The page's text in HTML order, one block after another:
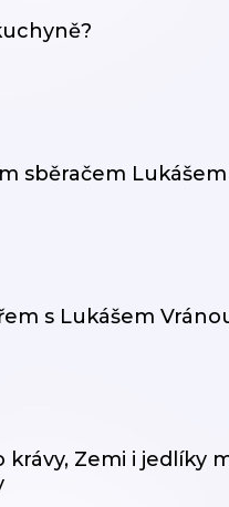
sběračem
s Lukášem
Zemi i jedlíky